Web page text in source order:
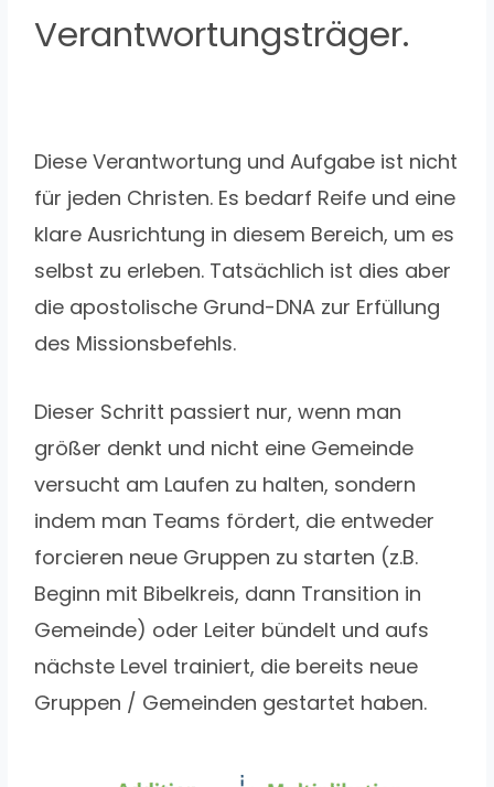
Verantwortungsträger.
Diese Verantwortung und Aufgabe ist nicht
für jeden Christen. Es bedarf Reife und eine
klare Ausrichtung in diesem Bereich, um es
selbst zu erleben. Tatsächlich ist dies aber
die apostolische Grund-DNA zur Erfüllung
des Missionsbefehls.
Dieser Schritt passiert nur, wenn man
größer denkt und nicht eine Gemeinde
versucht am Laufen zu halten, sondern
indem man Teams fördert, die entweder
forcieren neue Gruppen zu starten (z.B.
Beginn mit Bibelkreis, dann Transition in
Gemeinde) oder Leiter bündelt und aufs
nächste Level trainiert, die bereits neue
Gruppen / Gemeinden gestartet haben.